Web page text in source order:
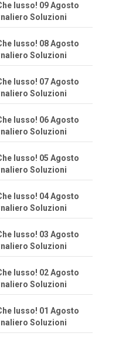
lusso! 09 Agosto
Soluzioni
lusso! 08 Agosto
Soluzioni
lusso! 07 Agosto
Soluzioni
lusso! 06 Agosto
Soluzioni
lusso! 05 Agosto
Soluzioni
lusso! 04 Agosto
Soluzioni
lusso! 03 Agosto
Soluzioni
lusso! 02 Agosto
Soluzioni
lusso! 01 Agosto
Soluzioni